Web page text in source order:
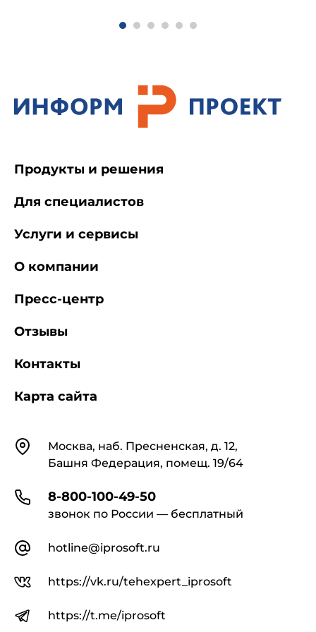
рекомендуется использовать действующую
использовать версию этого стандарта с
указанным выше годом утверждения
изменение, затрагивающее положение, на
которое дана ссылка, то это положение
изменения. Если ссылочный стандарт отменен
ссылка на него, рекомендуется применять в
3 Сокращения
В настоящем стандарте применены
ИОТОД - информационное обеспечение
техники и операторской деятельности;
РД - ремонтные документы;
ЭД - эксплуатационные документы.
КонтактыМосква, наб. Пресненская, д. 12,
Башня Федерация, помещ. 19/64
8-800-100-49-50
звонок по России — бесплатный
hotline@iprosoft.ru
https://vk.ru/tehexpert_iprosoft
https://t.me/iprosoft
Продукты и решения
Для специалистов
Услуги и сервисы
О компании
Пресс-центр
Отзывы
Контакты
Карта сайта